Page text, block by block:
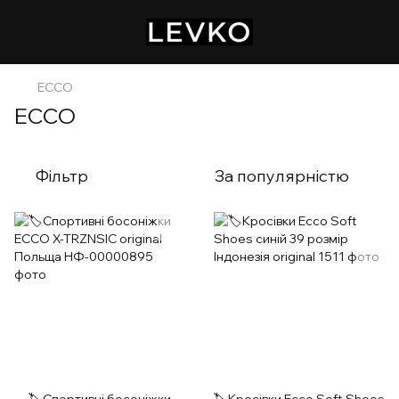
ECCO
ECCO
Фільтр За популярністю